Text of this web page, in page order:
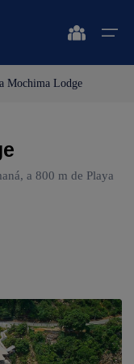
Mochima Lodge
a 800 m de Playa